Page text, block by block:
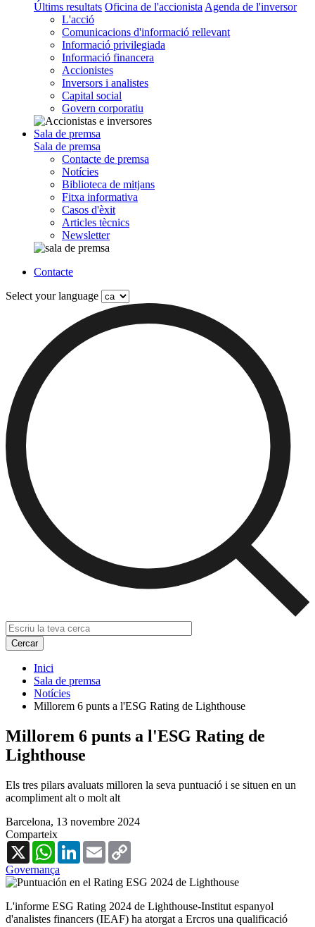
Últims resultats Oficina de l'accionista Agenda de l'inversor
L'acció
Comunicacions d'informació rellevant
Informació privilegiada
Informació financera
Accionistes
Inversors i analistes
Capital social
Govern corporatiu
Sala de premsa
Sala de premsa
Contacte de premsa
Notícies
Biblioteca de mitjans
Fitxa informativa
Casos d'èxit
Articles tècnics
Newsletter
Contacte
Select your language
Inici
Sala de premsa
Notícies
Millorem 6 punts a l'ESG Rating de Lighthouse
Millorem 6 punts a l'ESG Rating de
Lighthouse
Els tres pilars avaluats milloren la seva puntuació i se situen en un
acompliment alt o molt alt
Barcelona, 13 novembre 2024
Comparteix
X
WhatsAppLinkedInEmail
Governança
L'informe ESG Rating 2024 de Lighthouse-Institut espanyol
d'analistes financers (IEAF) ha atorgat a Ercros una qualificació